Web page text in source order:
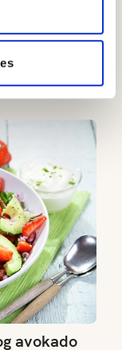
koriander
avokado